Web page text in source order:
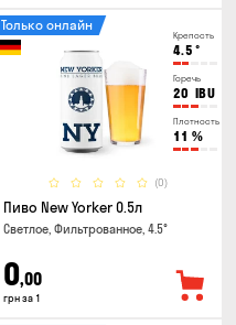
Крепость
4.5 °
Горечь
20 IBU
Плотность
11 %
(0)
Только онлайн
Пиво New Yorker 0.5л
Светлое, Фильтрованное, 4.5°
0,00
грн за 1